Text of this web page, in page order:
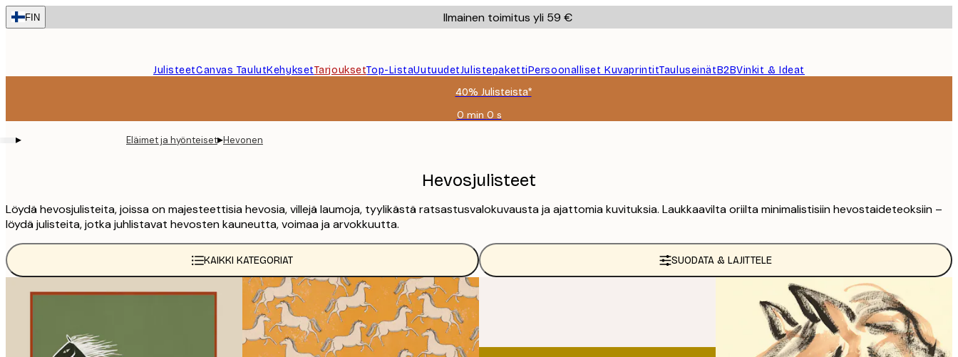
Skip
to
FIN Ilmainen toimitus yli 59 €
JulisteetCanvas TaulutKehyksetTarjouksetTop-ListaUutuudetJulistepakettiPersoonalliset KuvaprintitTauluseinätB2BVinkit & Ideat
40% Julisteista*
0 min 0 s
Voimassa
09
▸ Eläimet ja hyönteiset▸Hevonen
Hevosjulisteet
Löydä hevosjulisteita, joissa on majesteettisia hevosia, villejä laumoja, tyylikästä ratsastusvalokuvausta ja ajattomia kuvituksia. Laukkaavilta oriilta minimalistisiin hevostaideteoksiin –
löydä julisteita, jotka juhlistavat hevosten kauneutta, voimaa ja arvokkuutta.
KAIKKI KATEGORIAT SUODATA & LAJITTELE